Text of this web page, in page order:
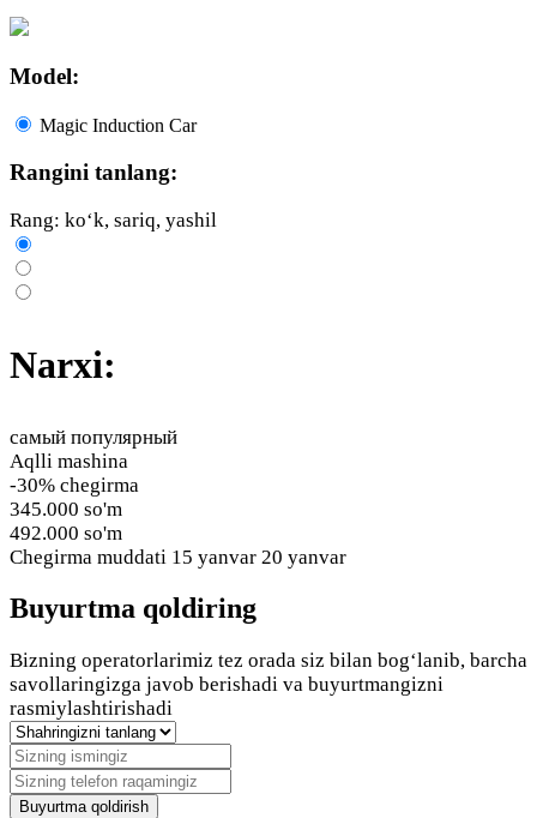
Model:
Magic Induction Car
Rangini tanlang:
Rang: ko‘k, sariq, yashil
Narxi:
самый популярный
Aqlli mashina
-30% chegirma
345.000 so'm
492.000 so'm
Chegirma muddati 15 yanvar 20 yanvar
Buyurtma qoldiring
Bizning operatorlarimiz tez orada siz bilan bog‘lanib, barcha
savollaringizga javob berishadi va buyurtmangizni
rasmiylashtirishadi
Buyurtma qoldirish